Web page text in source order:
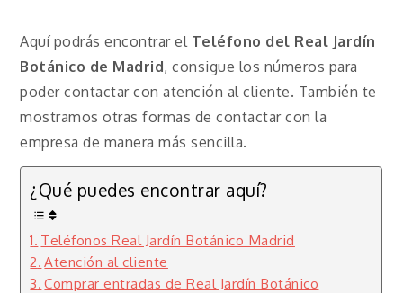
Aquí podrás encontrar el Teléfono del Real Jardín
Botánico de Madrid, consigue los números para
poder contactar con atención al cliente. También te
mostramos otras formas de contactar con la
empresa de manera más sencilla.
¿Qué puedes encontrar aquí?
Teléfonos Real Jardín Botánico Madrid
Atención al cliente
Comprar entradas de Real Jardín Botánico